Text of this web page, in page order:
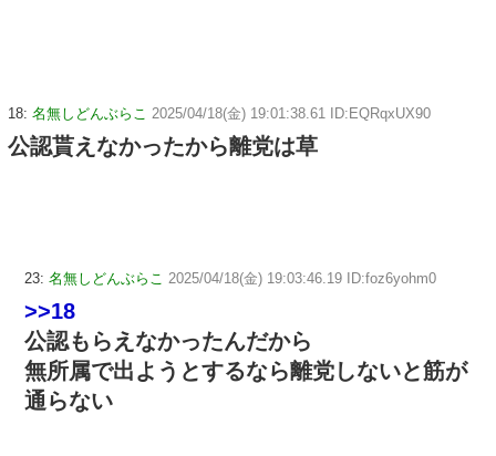
18: 名無しどんぶらこ 2025/04/18(金) 19:01:38.61 ID:EQRqxUX90
公認貰えなかったから離党は草
23: 名無しどんぶらこ 2025/04/18(金) 19:03:46.19 ID:foz6yohm0
>>18
公認もらえなかったんだから
無所属で出ようとするなら離党しないと筋が
通らない